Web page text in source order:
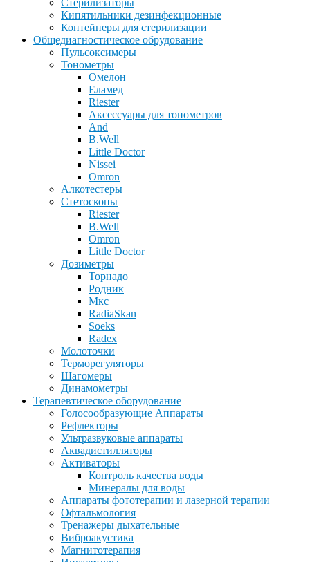
Стерилизаторы
Кипятильники дезинфекционные
Контейнеры для стерилизации
Общедиагностическое обрудование
Пульсоксимеры
Тонометры
Омелон
Еламед
Riester
Аксессуары для тонометров
And
B.Well
Little Doctor
Nissei
Omron
Алкотестеры
Стетоскопы
Riester
B.Well
Omron
Little Doctor
Дозиметры
Торнадо
Родник
Мкс
RadiaSkan
Soeks
Radex
Молоточки
Терморегуляторы
Шагомеры
Динамометры
Терапевтическое оборудование
Голосообразующие Аппараты
Рефлекторы
Ультразвуковые аппараты
Аквадистилляторы
Активаторы
Контроль качества воды
Минералы для воды
Аппараты фототерапии и лазерной терапии
Офтальмология
Тренажеры дыхательные
Виброакустика
Магнитотерапия